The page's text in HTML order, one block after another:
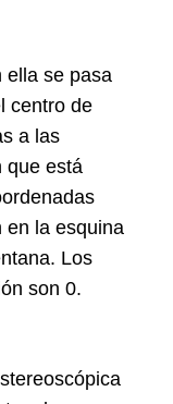
ella se pasa
centro de
a las
que está
en la esquina
Los
son 0.